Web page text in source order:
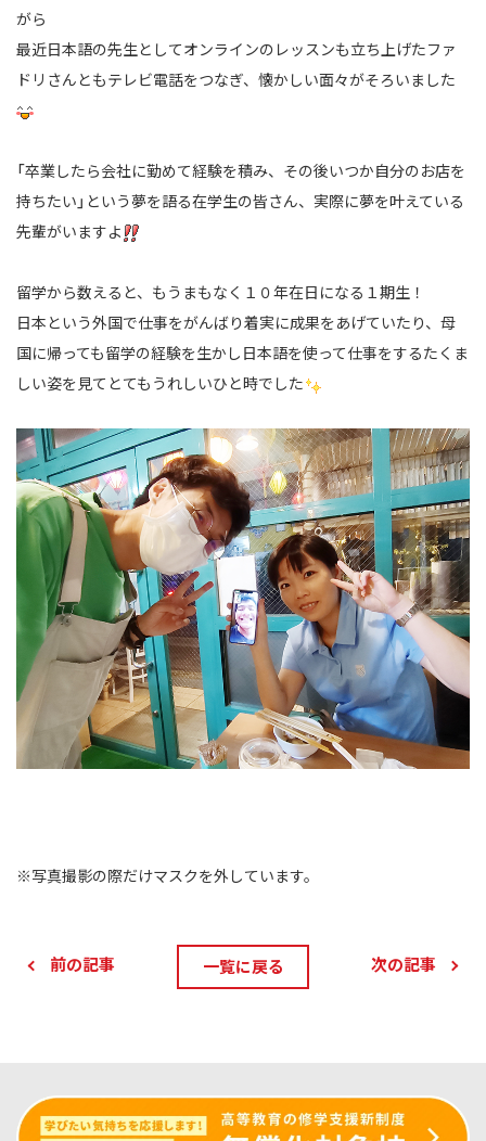
がら
最近日本語の先生としてオンラインのレッスンも立ち上げたファ
ドリさんともテレビ電話をつなぎ、 懐かしい面々がそろいました
「卒業したら会社に勤めて経験を積み、その後いつか自分のお店を
持ちたい」という夢を語る在学生の皆さん、 実際に夢を叶えている
先輩がいますよ
留学から数えると、もうまもなく１０年在日になる１期生！
日本という外国で仕事をがんばり着実に成果をあげていたり、 母
国に帰っても留学の経験を生かし日本語を使って仕事をするたくま
しい姿を見てとてもうれしいひと時でした
※写真撮影の際だけマスクを外しています。
前の記事 一覧に戻る 次の記事